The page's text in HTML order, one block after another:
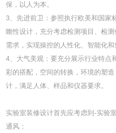
保，以人为本。
3、先进前卫：参照执行欧美和国家
瞻性设计，充分考虑检测项目、检
需求，实现操控的人性化、智能化和
4、大气美观：要充分展示行业特点
彩的搭配，空间的转换，环境的塑
计，满足人体、样品和仪器要求。
实验室装修设计首先应考虑到-实验
通风：